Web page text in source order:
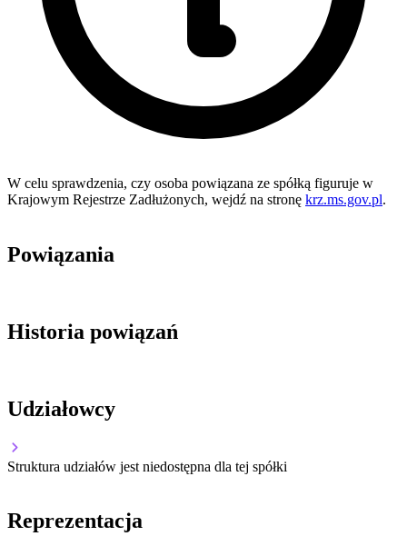
W celu sprawdzenia, czy osoba powiązana ze spółką figuruje w
Krajowym Rejestrze Zadłużonych, wejdź na stronę krz.ms.gov.pl.
Powiązania
Historia powiązań
Udziałowcy
Struktura udziałów jest niedostępna dla tej spółki
Reprezentacja